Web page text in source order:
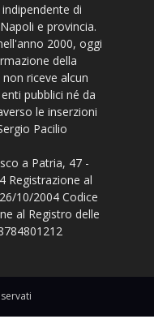
di
e provincia.
2000, oggi
della
riceve alcun
pubblici né da
le inserzioni
Pacilio
a Patria, 47 -
Registrazione al
10/2004 Codice
al Registro delle